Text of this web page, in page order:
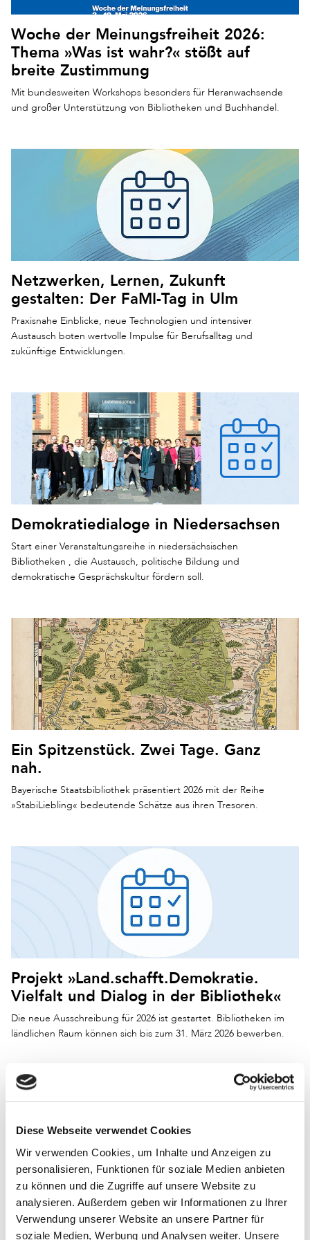
Diese Webseite verwendet Cookies
Wir verwenden Cookies, um Inhalte und Anzeigen zu
personalisieren, Funktionen für soziale Medien anbieten
zu können und die Zugriffe auf unsere Website zu
analysieren. Außerdem geben wir Informationen zu Ihrer
Verwendung unserer Website an unsere Partner für
soziale Medien, Werbung und Analysen weiter. Unsere
Woche der Meinungsfreiheit 2026:
Thema »Was ist wahr?« stößt auf
breite Zustimmung
Mit bundesweiten Workshops besonders für Heranwachsende
und großer Unterstützung von Bibliotheken und Buchhandel.
Netzwerken, Lernen, Zukunft
gestalten: Der FaMI-Tag in Ulm
Praxisnahe Einblicke, neue Technologien und intensiver
Austausch boten wertvolle Impulse für Berufsalltag und
zukünftige Entwicklungen.
Demokratiedialoge in Niedersachsen
Start einer Veranstaltungsreihe in niedersächsischen
Bibliotheken , die Austausch, politische Bildung und
demokratische Gesprächskultur fördern soll.
Ein Spitzenstück. Zwei Tage. Ganz
nah.
Bayerische Staatsbibliothek präsentiert 2026 mit der Reihe
»StabiLiebling« bedeutende Schätze aus ihren Tresoren.
Projekt »Land.schafft.Demokratie.
Vielfalt und Dialog in der Bibliothek«
Die neue Ausschreibung für 2026 ist gestartet. Bibliotheken im
ländlichen Raum können sich bis zum 31. März 2026 bewerben.
»Super Searchers« – Sicher
recherchieren im KI-Zeitalter